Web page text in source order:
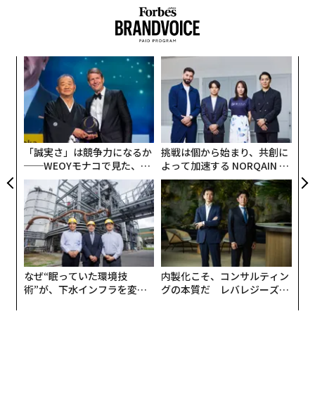
エビデンス層がなければ、自動化は当てずっぽうと大差
業務ワークフローが見た目以上に難しい理由
コンシューマー向けAIでは、もっともらしい答えでたい
てい事足りる。だがエンタープライズAIでは、もっとも
らしい答えが破滅的な結果を招くこともある。
日常的な仕入先への支払いを例に取ろう。関連する事実
は、請求書、発注書、受領書、特別条件を含む契約書、
承認メール、そして6カ月前に誰かがERPに残したメモに
分散しているかもしれない。日々の業務では、買掛金担
当者は、これらの記録が食い違ったときにどの情報源を
信頼すべきかを把握している可能性が高い。発注書の価
格は正しいが、請求書の数量は一部分納を反映している
ことを知っている。この仕入先は必ず3日後に訂正版の
請求書を送ってくることも知っている。
「誠実さ」は競争力になるか
──WEOYモナコで見た、く
ら寿司の経営哲学
挑戦は個から始まり、共創に
よって加速する NORQAIN JA
PAN 特別座談会
なぜ“眠っていた環境技
術”が、下水インフラを変え
内製化こそ、コンサルティン
グの本質だ レバレジーズが